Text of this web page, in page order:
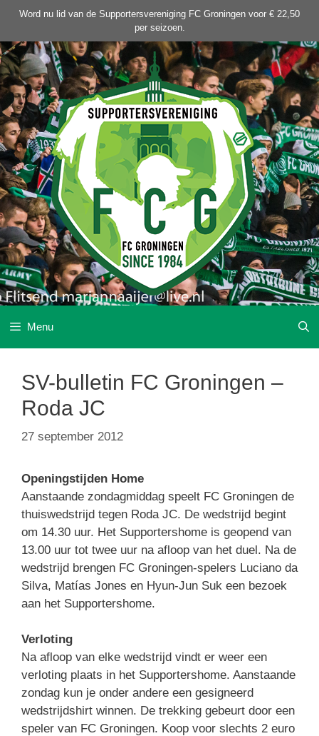
de
inhoud
Word nu lid van de Supportersvereniging FC Groningen voor € 22,50
per seizoen.
Menu
SV-bulletin FC Groningen –
Roda JC
27 september 2012
Openingstijden Home
Aanstaande zondagmiddag speelt FC Groningen de
thuiswedstrijd tegen Roda JC. De wedstrijd begint
om 14.30 uur. Het Supportershome is geopend van
13.00 uur tot twee uur na afloop van het duel. Na de
wedstrijd brengen FC Groningen-spelers Luciano da
Silva, Matías Jones en Hyun-Jun Suk een bezoek
aan het Supportershome.
Verloting
Na afloop van elke wedstrijd vindt er weer een
verloting plaats in het Supportershome. Aanstaande
zondag kun je onder andere een gesigneerd
wedstrijdshirt winnen. De trekking gebeurt door een
speler van FC Groningen. Koop voor slechts 2 euro